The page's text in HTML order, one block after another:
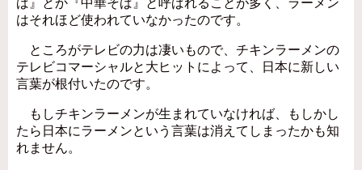
ば』とか『中華そば』と呼ばれることが多く、ラーメン
はそれほど使われていなかったのです。
ところがテレビの力は凄いもので、チキンラーメンの
テレビコマーシャルと大ヒットによって、日本に新しい
言葉が根付いたのです。
もしチキンラーメンが生まれていなければ、もしかし
たら日本にラーメンという言葉は消えてしまったかも知
れません。